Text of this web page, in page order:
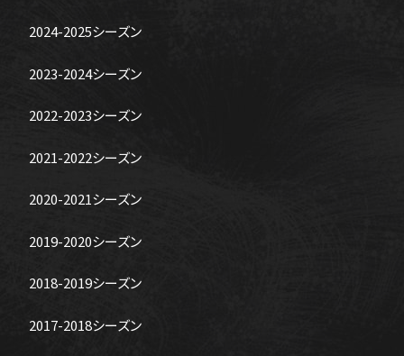
2024-2025シーズン
2023-2024シーズン
2022-2023シーズン
2021-2022シーズン
2020-2021シーズン
2019-2020シーズン
2018-2019シーズン
2017-2018シーズン